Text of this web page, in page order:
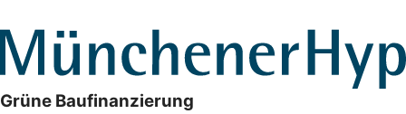
Grüne Baufinanzierung